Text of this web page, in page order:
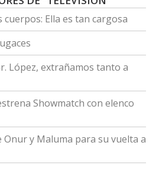
Ella es tan cargosa
López, extrañamos tanto a
Showmatch con elenco
Onur y Maluma para su vuelta a